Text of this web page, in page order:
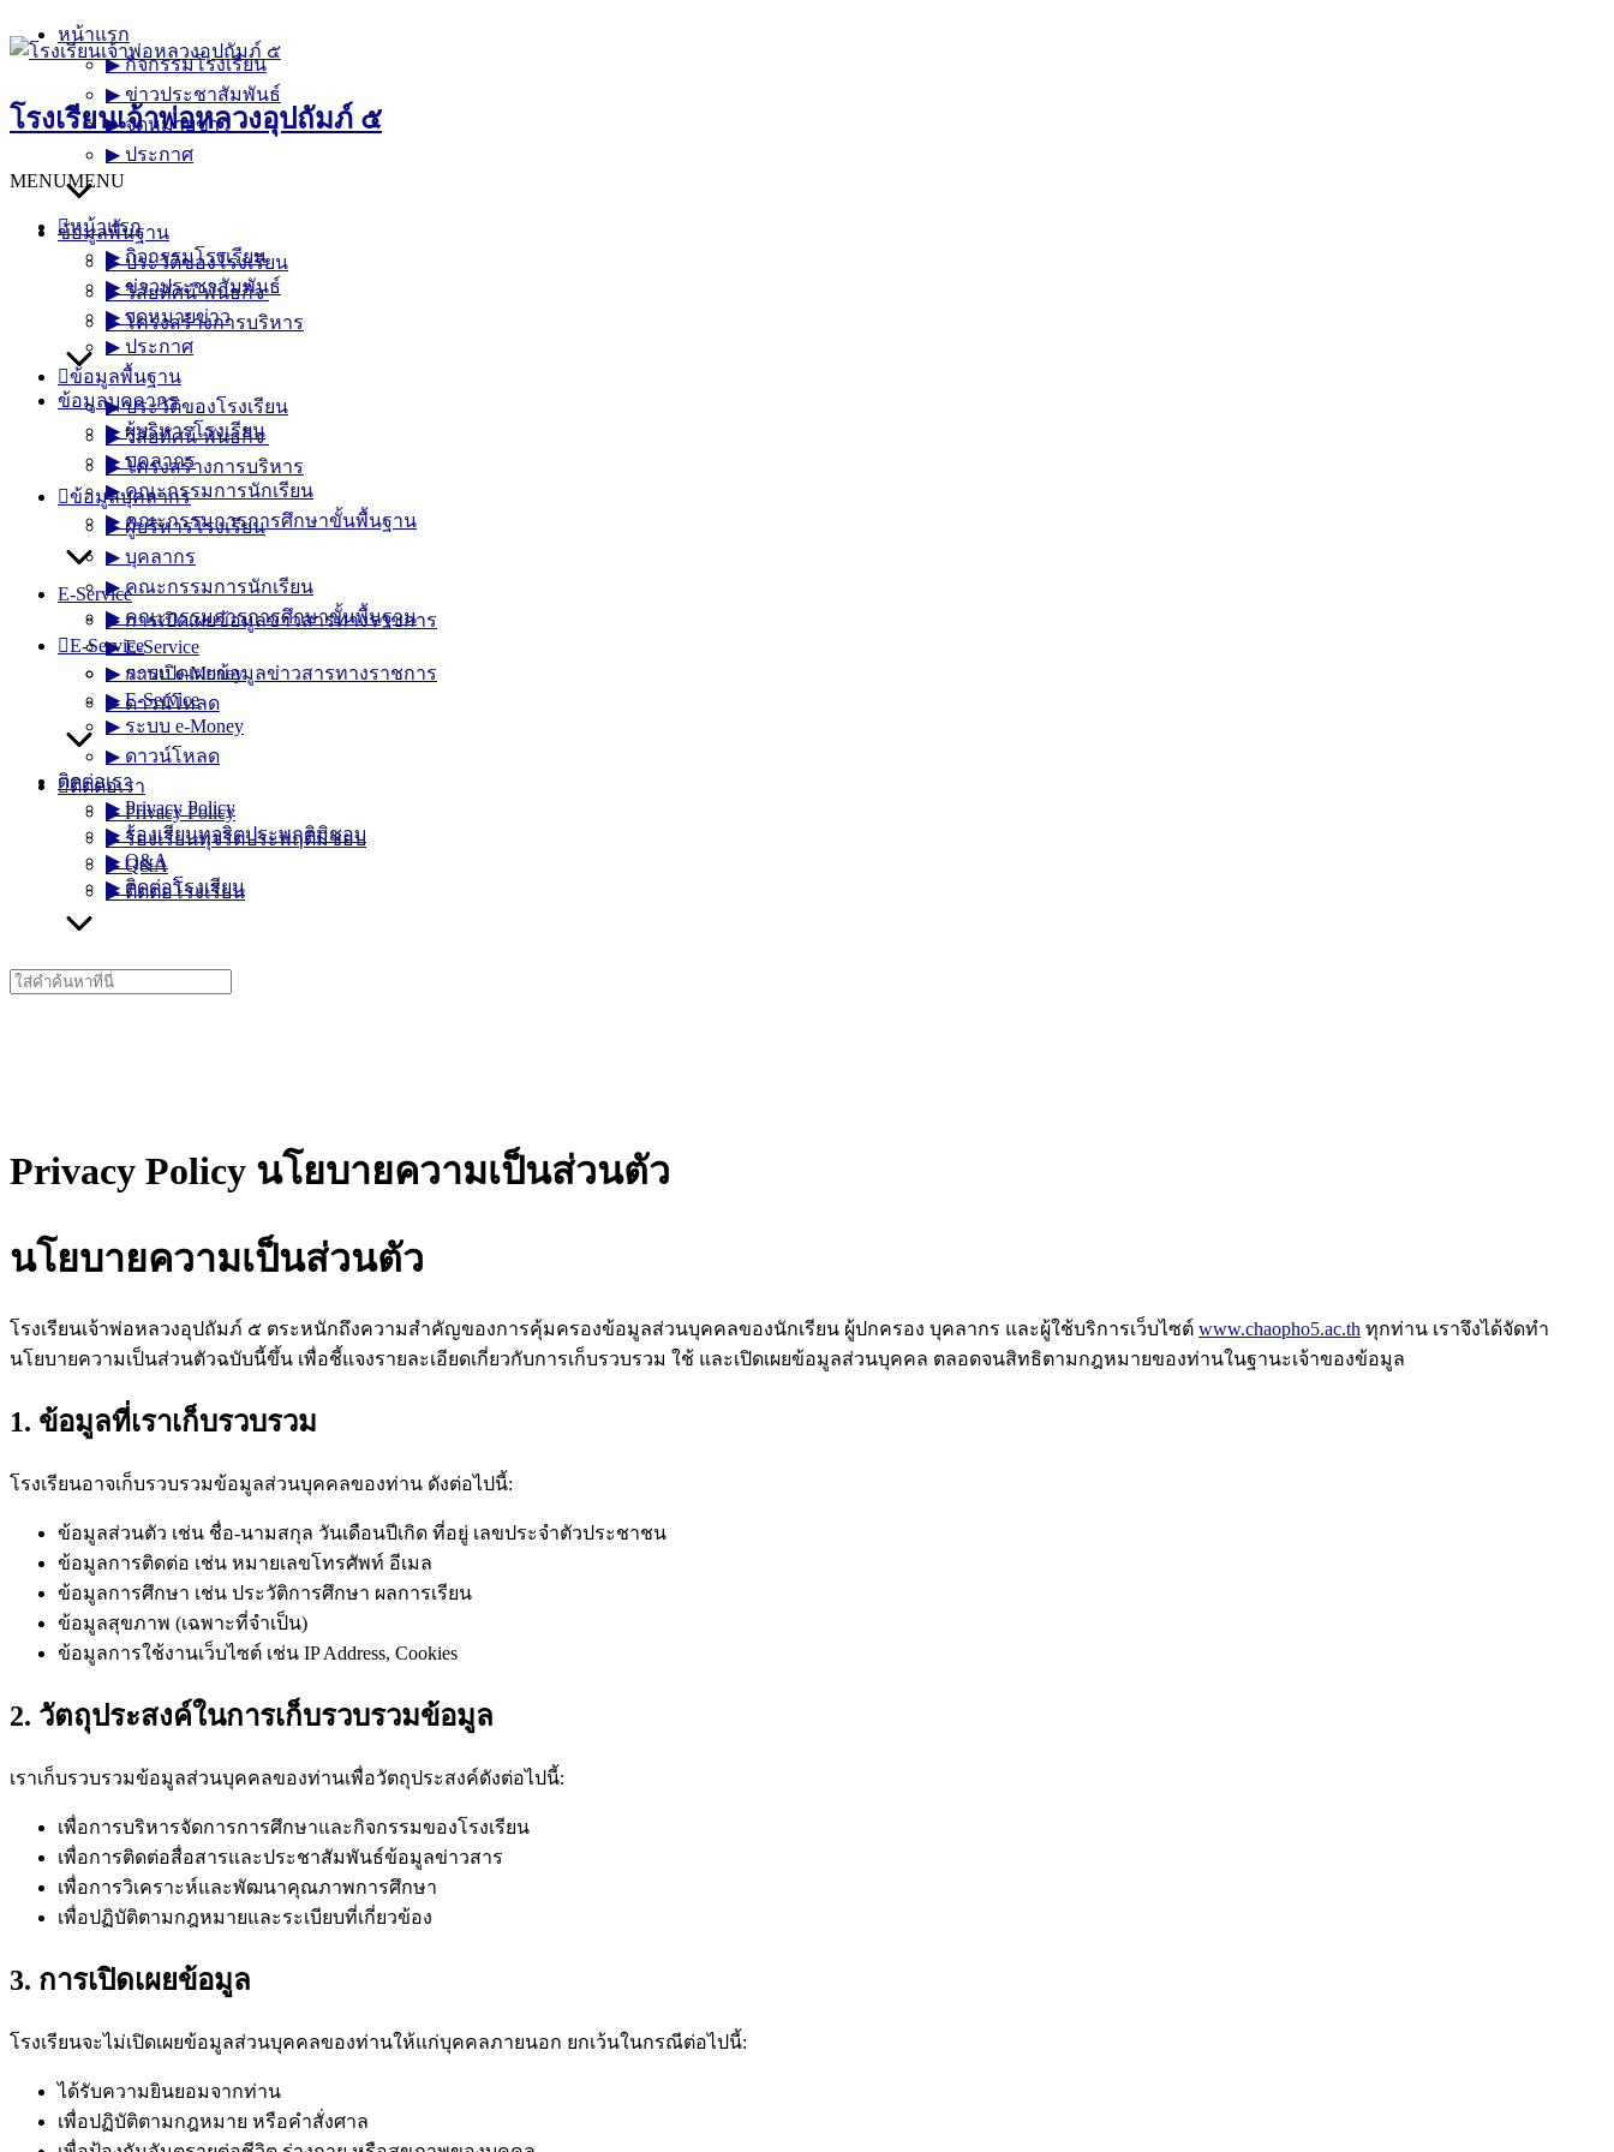
Skip
to
โรงเรียนเจ้าพ่อหลวงอุปถัมภ์ ๕
MENUMENU
หน้าแรก
▶︎ กิจกรรมโรงเรียน
▶︎ ข่าวประชาสัมพันธ์
▶︎ จดหมายข่าว
▶︎ ประกาศ
ข้อมูลพื้นฐาน
▶︎ ประวัติของโรงเรียน
▶︎ วิสัยทัศน์-พันธกิจ
▶︎ โครงสร้างการบริหาร
ข้อมูลบุคลากร
▶︎ ผู้บริหารโรงเรียน
▶︎ บุคลากร
▶︎ คณะกรรมการนักเรียน
▶︎ คณะกรรมการการศึกษาขั้นพื้นฐาน
E-Service
▶︎ การเปิดเผยข้อมูลข่าวสารทางราชการ
▶︎ E-Service
▶︎ ระบบ e-Money
▶︎ ดาวน์โหลด
ติดต่อเรา
▶︎ Privacy Policy
▶︎ ร้องเรียนทุจริตประพฤติมิชอบ
▶︎ Q&A
▶︎ ติดต่อโรงเรียน
หน้าแรก
▶︎ กิจกรรมโรงเรียน
▶︎ ข่าวประชาสัมพันธ์
▶︎ จดหมายข่าว
▶︎ ประกาศ
ข้อมูลพื้นฐาน
▶︎ ประวัติของโรงเรียน
▶︎ วิสัยทัศน์-พันธกิจ
▶︎ โครงสร้างการบริหาร
ข้อมูลบุคลากร
▶︎ ผู้บริหารโรงเรียน
▶︎ บุคลากร
▶︎ คณะกรรมการนักเรียน
▶︎ คณะกรรมการการศึกษาขั้นพื้นฐาน
E-Service
▶︎ การเปิดเผยข้อมูลข่าวสารทางราชการ
▶︎ E-Service
▶︎ ระบบ e-Money
▶︎ ดาวน์โหลด
ติดต่อเรา
▶︎ Privacy Policy
▶︎ ร้องเรียนทุจริตประพฤติมิชอบ
▶︎ Q&A
▶︎ ติดต่อโรงเรียน
Search
for:
Privacy Policy นโยบายความเป็นส่วนตัว
นโยบายความเป็นส่วนตัว
โรงเรียนเจ้าพ่อหลวงอุปถัมภ์ ๕ ตระหนักถึงความสำคัญของการคุ้มครองข้อมูลส่วนบุคคลของนักเรียน ผู้ปกครอง บุคลากร และผู้ใช้บริการเว็บไซต์ www.chaopho5.ac.th ทุกท่าน เราจึงได้จัดทำ
นโยบายความเป็นส่วนตัวฉบับนี้ขึ้น เพื่อชี้แจงรายละเอียดเกี่ยวกับการเก็บรวบรวม ใช้ และเปิดเผยข้อมูลส่วนบุคคล ตลอดจนสิทธิตามกฎหมายของท่านในฐานะเจ้าของข้อมูล
1. ข้อมูลที่เราเก็บรวบรวม
โรงเรียนอาจเก็บรวบรวมข้อมูลส่วนบุคคลของท่าน ดังต่อไปนี้:
ข้อมูลส่วนตัว เช่น ชื่อ-นามสกุล วันเดือนปีเกิด ที่อยู่ เลขประจำตัวประชาชน
ข้อมูลการติดต่อ เช่น หมายเลขโทรศัพท์ อีเมล
ข้อมูลการศึกษา เช่น ประวัติการศึกษา ผลการเรียน
ข้อมูลสุขภาพ (เฉพาะที่จำเป็น)
ข้อมูลการใช้งานเว็บไซต์ เช่น IP Address, Cookies
2. วัตถุประสงค์ในการเก็บรวบรวมข้อมูล
เราเก็บรวบรวมข้อมูลส่วนบุคคลของท่านเพื่อวัตถุประสงค์ดังต่อไปนี้:
เพื่อการบริหารจัดการการศึกษาและกิจกรรมของโรงเรียน
เพื่อการติดต่อสื่อสารและประชาสัมพันธ์ข้อมูลข่าวสาร
เพื่อการวิเคราะห์และพัฒนาคุณภาพการศึกษา
เพื่อปฏิบัติตามกฎหมายและระเบียบที่เกี่ยวข้อง
3. การเปิดเผยข้อมูล
โรงเรียนจะไม่เปิดเผยข้อมูลส่วนบุคคลของท่านให้แก่บุคคลภายนอก ยกเว้นในกรณีต่อไปนี้:
ได้รับความยินยอมจากท่าน
เพื่อปฏิบัติตามกฎหมาย หรือคำสั่งศาล